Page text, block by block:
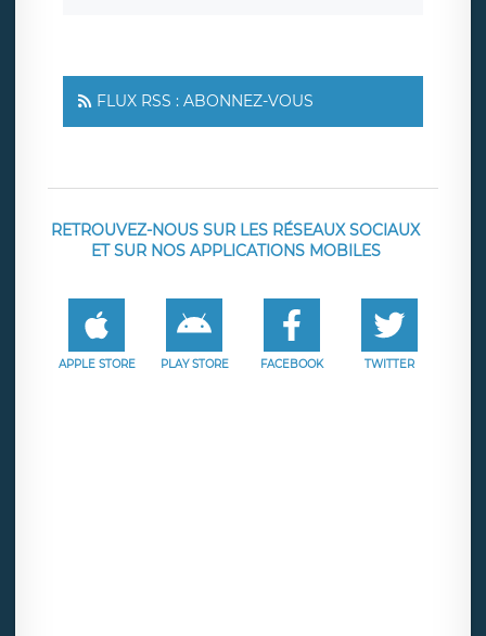
FLUX RSS : ABONNEZ-VOUS
RETROUVEZ-NOUS SUR LES RÉSEAUX SOCIAUX
ET SUR NOS APPLICATIONS MOBILES
APPLE STORE PLAY STORE FACEBOOK TWITTER